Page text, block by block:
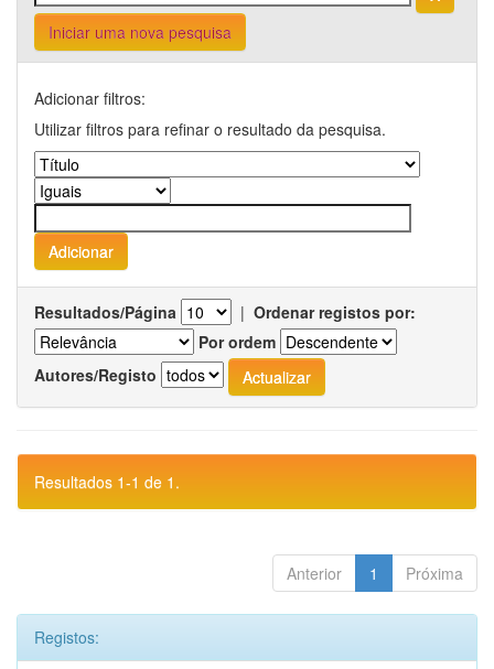
Iniciar uma nova pesquisa
Adicionar filtros:
Utilizar filtros para refinar o resultado da pesquisa.
Resultados/Página | Ordenar registos por:
Por ordem
Autores/Registo
Resultados 1-1 de 1.
Anterior 1 Próxima
Registos: